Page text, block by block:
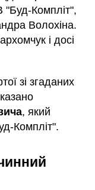
Компліт",
Волохіна.
і досі
зі згаданих
, який
Компліт".